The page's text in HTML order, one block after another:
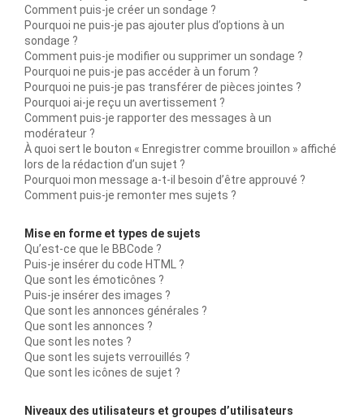
Comment puis-je créer un sondage ?
Pourquoi ne puis-je pas ajouter plus d’options à un
sondage ?
Comment puis-je modifier ou supprimer un sondage ?
Pourquoi ne puis-je pas accéder à un forum ?
Pourquoi ne puis-je pas transférer de pièces jointes ?
Pourquoi ai-je reçu un avertissement ?
Comment puis-je rapporter des messages à un
modérateur ?
À quoi sert le bouton « Enregistrer comme brouillon » affiché
lors de la rédaction d’un sujet ?
Pourquoi mon message a-t-il besoin d’être approuvé ?
Comment puis-je remonter mes sujets ?
Mise en forme et types de sujets
Qu’est-ce que le BBCode ?
Puis-je insérer du code HTML ?
Que sont les émoticônes ?
Puis-je insérer des images ?
Que sont les annonces générales ?
Que sont les annonces ?
Que sont les notes ?
Que sont les sujets verrouillés ?
Que sont les icônes de sujet ?
Niveaux des utilisateurs et groupes d’utilisateurs